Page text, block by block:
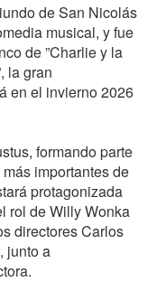
de San Nicolás
musical, y fue
de ”Charlie y la
la gran
en el invierno 2026
formando parte
importantes de
protagonizada
rol de Willy Wonka
directores Carlos
junto a